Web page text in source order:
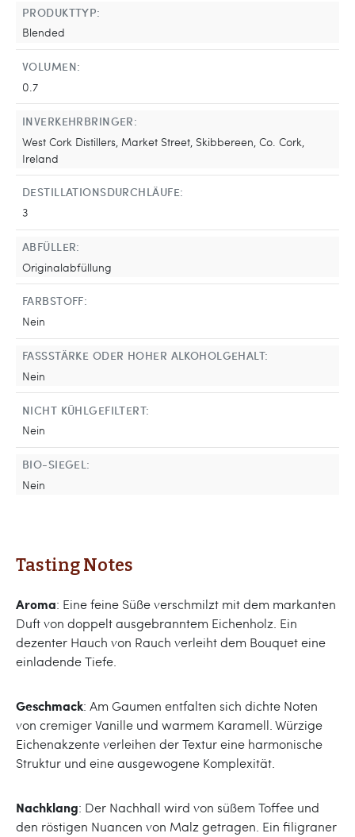
PRODUKTTYP:
Blended
VOLUMEN:
0.7
INVERKEHRBRINGER:
West Cork Distillers, Market Street, Skibbereen, Co. Cork,
Ireland
DESTILLATIONSDURCHLÄUFE:
3
ABFÜLLER:
Originalabfüllung
FARBSTOFF:
Nein
FASSSTÄRKE ODER HOHER ALKOHOLGEHALT:
Nein
NICHT KÜHLGEFILTERT:
Nein
BIO-SIEGEL:
Nein
Tasting Notes
Aroma: Eine feine Süße verschmilzt mit dem markanten
Duft von doppelt ausgebranntem Eichenholz. Ein
dezenter Hauch von Rauch verleiht dem Bouquet eine
einladende Tiefe.
Geschmack: Am Gaumen entfalten sich dichte Noten
von cremiger Vanille und warmem Karamell. Würzige
Eichenakzente verleihen der Textur eine harmonische
Struktur und eine ausgewogene Komplexität.
Nachklang: Der Nachhall wird von süßem Toffee und
den röstigen Nuancen von Malz getragen. Ein filigraner